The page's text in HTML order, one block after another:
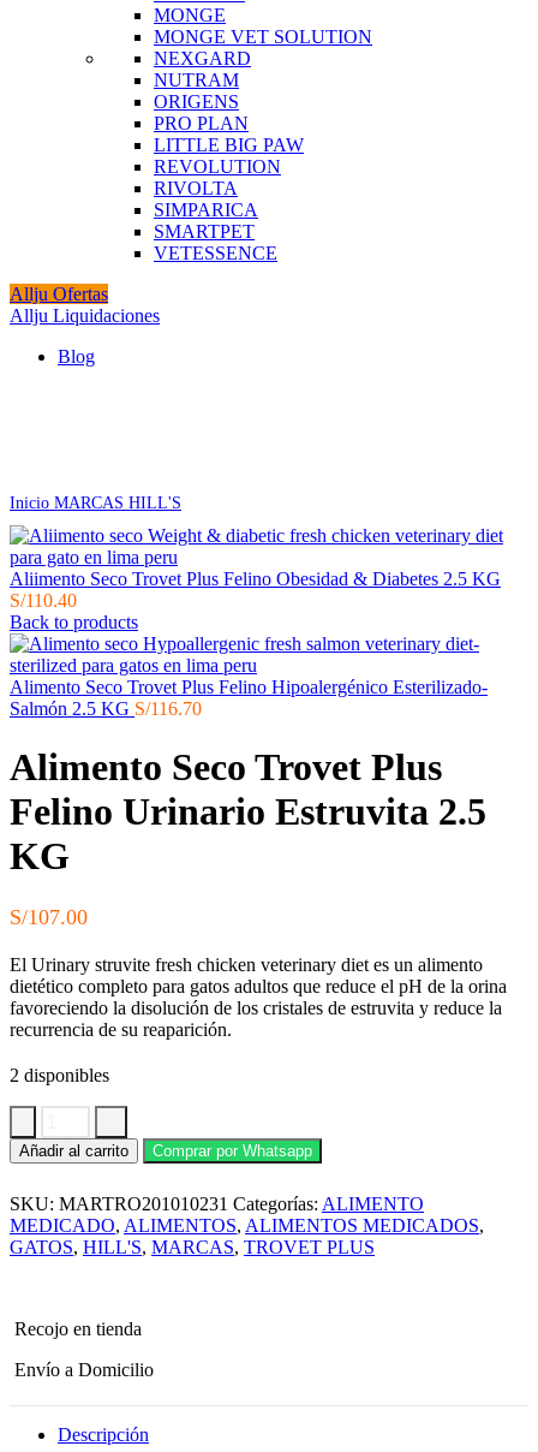
MONGE
MONGE VET SOLUTION
NEXGARD
NUTRAM
ORIGENS
PRO PLAN
LITTLE BIG PAW
REVOLUTION
RIVOLTA
SIMPARICA
SMARTPET
VETESSENCE
Allju Ofertas
Allju Liquidaciones
Blog
Inicio MARCAS HILL'S
Aliimento Seco Trovet Plus Felino Obesidad & Diabetes 2.5 KG
S/110.40
Back to products
Alimento Seco Trovet Plus Felino Hipoalergénico Esterilizado-
Salmón 2.5 KG S/116.70
Alimento Seco Trovet Plus
Felino Urinario Estruvita 2.5
KG
S/107.00
El Urinary struvite fresh chicken veterinary diet es un alimento
dietético completo para gatos adultos que reduce el pH de la orina
favoreciendo la disolución de los cristales de estruvita y reduce la
recurrencia de su reaparición.
2 disponibles
Alimento
Seco
Plus
Felino
Urinario
Estruvita
cantidad
Añadir al carrito Comprar por Whatsapp
SKU: MARTRO201010231 Categorías: ALIMENTO
MEDICADO, ALIMENTOS, ALIMENTOS MEDICADOS,
GATOS, HILL'S, MARCAS, TROVET PLUS
Recojo en tienda
Envío a Domicilio
Descripción